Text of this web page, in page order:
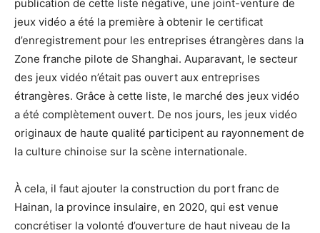
publication de cette liste négative, une joint-venture de
jeux vidéo a été la première à obtenir le certificat
d’enregistrement pour les entreprises étrangères dans la
Zone franche pilote de Shanghai. Auparavant, le secteur
des jeux vidéo n’était pas ouvert aux entreprises
étrangères. Grâce à cette liste, le marché des jeux vidéo
a été complètement ouvert. De nos jours, les jeux vidéo
originaux de haute qualité participent au rayonnement de
la culture chinoise sur la scène internationale.
À cela, il faut ajouter la construction du port franc de
Hainan, la province insulaire, en 2020, qui est venue
concrétiser la volonté d’ouverture de haut niveau de la